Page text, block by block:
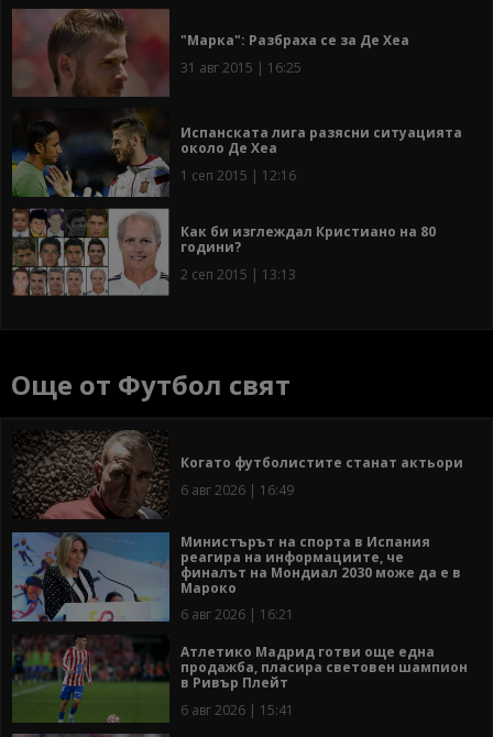
"Марка": Разбраха се за Де Хеа
31 авг 2015 | 16:25
Испанската лига разясни ситуацията
около Де Хеа
1 сеп 2015 | 12:16
Как би изглеждал Кристиано на 80
години?
2 сеп 2015 | 13:13
Още от Футбол свят
Когато футболистите станат актьори
6 авг 2026 | 16:49
Министърът на спорта в Испания
реагира на информациите, че
финалът на Мондиал 2030 може да е в
Мароко
6 авг 2026 | 16:21
Атлетико Мадрид готви още една
продажба, пласира световен шампион
в Ривър Плейт
6 авг 2026 | 15:41